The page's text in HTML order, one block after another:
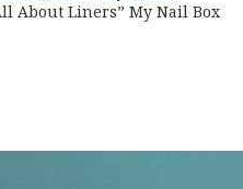
About Liners” My Nail Box